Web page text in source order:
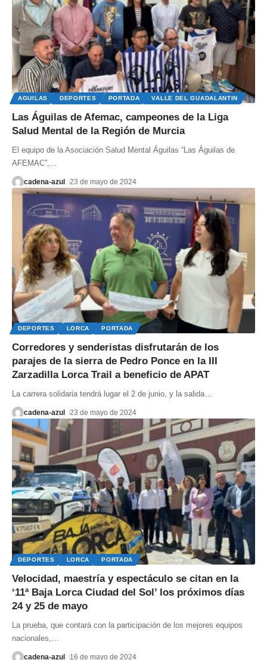
AGUILAS DEPORTES PORTADA VALLE DEL GUADALANTIN
Las Águilas de Afemac, campeones de la Liga
Salud Mental de la Región de Murcia
El equipo de la Asociación Salud Mental Águilas “Las Águilas de
AFEMAC”,
cadena-azul 23 de mayo de 2024
DEPORTES LORCA PORTADA
Corredores y senderistas disfrutarán de los
parajes de la sierra de Pedro Ponce en la III
Zarzadilla Lorca Trail a beneficio de APAT
La carrera solidaria tendrá lugar el 2 de junio, y la salida…
cadena-azul 23 de mayo de 2024
DEPORTES LORCA PORTADA
Velocidad, maestría y espectáculo se citan en la
‘11ª Baja Lorca Ciudad del Sol’ los próximos días
24 y 25 de mayo
La prueba, que contará con la participación de los mejores equipos
nacionales,…
cadena-azul 16 de mayo de 2024